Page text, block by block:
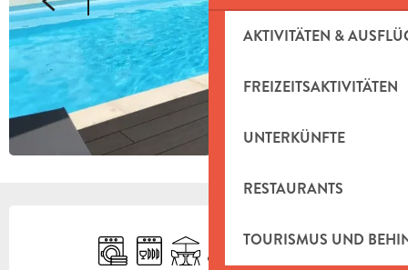
AKTIVITÄTEN &
FREIZEITSAKTIVITÄTEN
UNTERKÜNFTE
RESTAURANTS
TOURISMUS UND
ÖFFNUNGSZEITEN &
Waschmaschine
Geschirrspülmaschine
Terrasse Klimaanlage
ParkplatzSchwimmbad